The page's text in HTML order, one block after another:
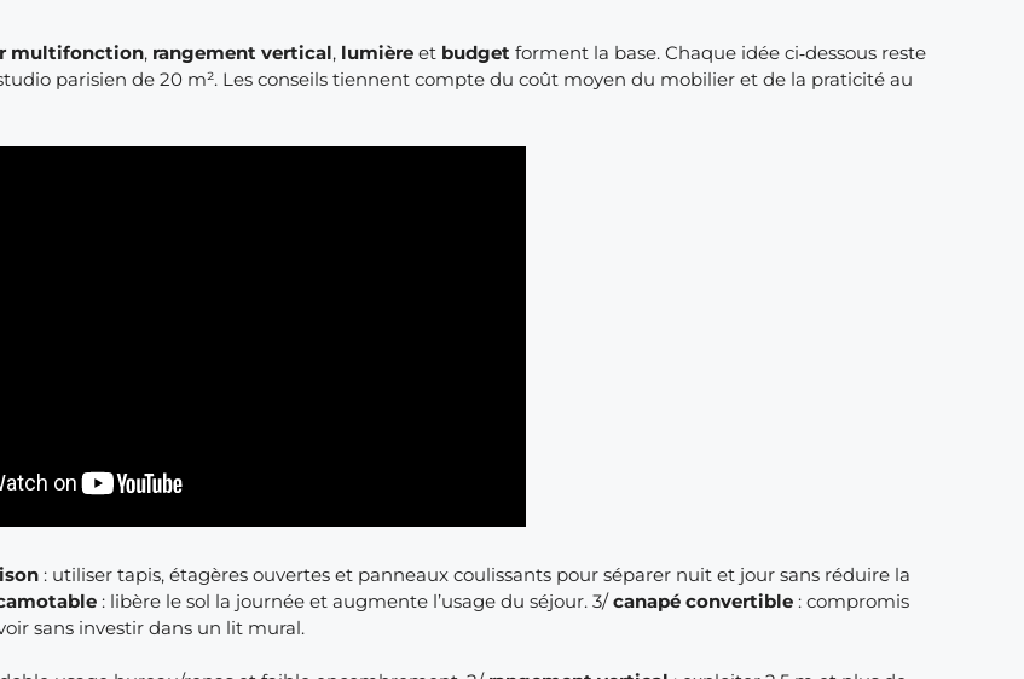
multifonction, rangement vertical, lumière et budget forment la base. Chaque idée ci‑dessous reste
parisien de 20 m². Les conseils tiennent compte du coût moyen du mobilier et de la praticité au
: utiliser tapis, étagères ouvertes et panneaux coulissants pour séparer nuit et jour sans réduire la
: libère le sol la journée et augmente l’usage du séjour. 3/canapé convertible : compromis
sans investir dans un lit mural.